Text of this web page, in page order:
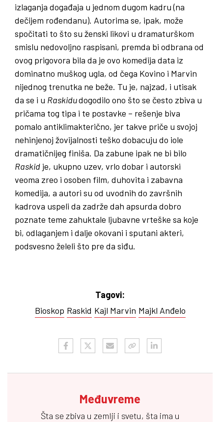
izlaganja događaja u jednom dugom kadru (na
dečijem rođendanu). Autorima se, ipak, može
spočitati to što su ženski likovi u dramaturškom
smislu nedovoljno raspisani, premda bi odbrana od
ovog prigovora bila da je ovo komedija data iz
dominatno muškog ugla, od čega Kovino i Marvin
nijednog trenutka ne beže. Tu je, najzad, i utisak
da se i u Raskidudogodilo ono što se često zbiva u
pričama tog tipa i te postavke – rešenje biva
pomalo antiklimakterično, jer takve priče u svojoj
nehinjenoj žovijalnosti teško dobacuju do iole
dramatičnijeg finiša. Da zabune ipak ne bi bilo
Raskid je, ukupno uzev, vrlo dobar i autorski
veoma zreo i osoben film, duhovita i zabavna
komedija, a autori su od uvodnih do završnih
kadrova uspeli da zadrže dah apsurda dobro
poznate teme zahuktale ljubavne vrteške sa koje
bi, odlaganjem i dalje okovani i sputani akteri,
podsvesno želeli što pre da siđu.
Tagovi:
Bioskop Raskid Kajl Marvin Majkl Anđelo
Međuvreme
Šta se zbiva u zemlji i svetu, šta ima u